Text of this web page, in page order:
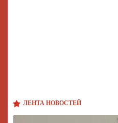
ЛЕНТА НОВОСТЕЙ